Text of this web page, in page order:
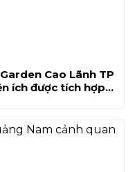
Cao Lãnh TP
ích được tích hợp